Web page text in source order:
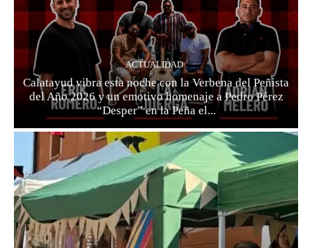
ACTUALIDAD
Calatayud vibra esta noche con la Verbena del Peñista
del Año 2026 y un emotivo homenaje a Pedro Pérez
“Desper” en la Peña el...